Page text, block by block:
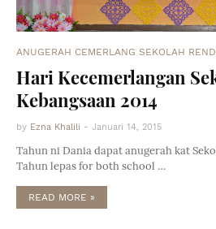
ANUGERAH CEMERLANG SEKOLAH
Hari Kecemerlangan
Kebangsaan 2014
by Ezna Khalili - Januari 14, 2015
Tahun ni Dania dapat anugerah kat
Tahun lepas for both school …
READ MORE »